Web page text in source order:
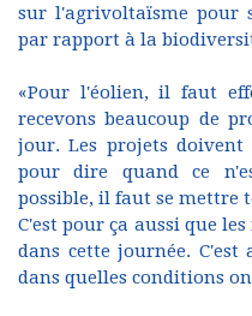
sur l'agrivoltaïsme pour
par rapport à la
«Pour l'éolien, il faut
recevons beaucoup de
jour. Les projets
pour dire quand ce
possible, il faut se mettre
C'est pour ça aussi que
dans cette journée.
dans quelles conditions